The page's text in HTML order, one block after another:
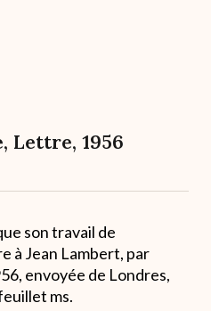
Lettre, 1956
son travail de
à Jean Lambert, par
envoyée de Londres,
ms.